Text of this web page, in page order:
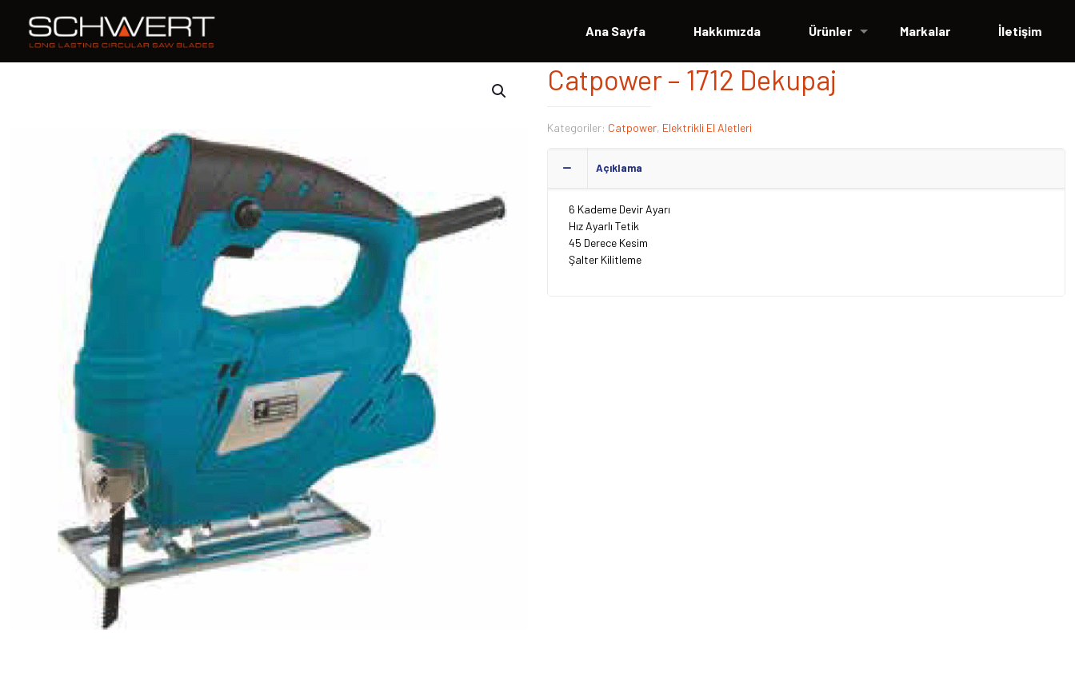
Ana Sayfa Hakkımızda Ürünler Markalar İletişim
Catpower – 1712 Dekupaj
Kategoriler: Catpower, Elektrikli El Aletleri
Açıklama
6 Kademe Devir Ayarı
Hız Ayarlı Tetik
45 Derece Kesim
Şalter Kilitleme